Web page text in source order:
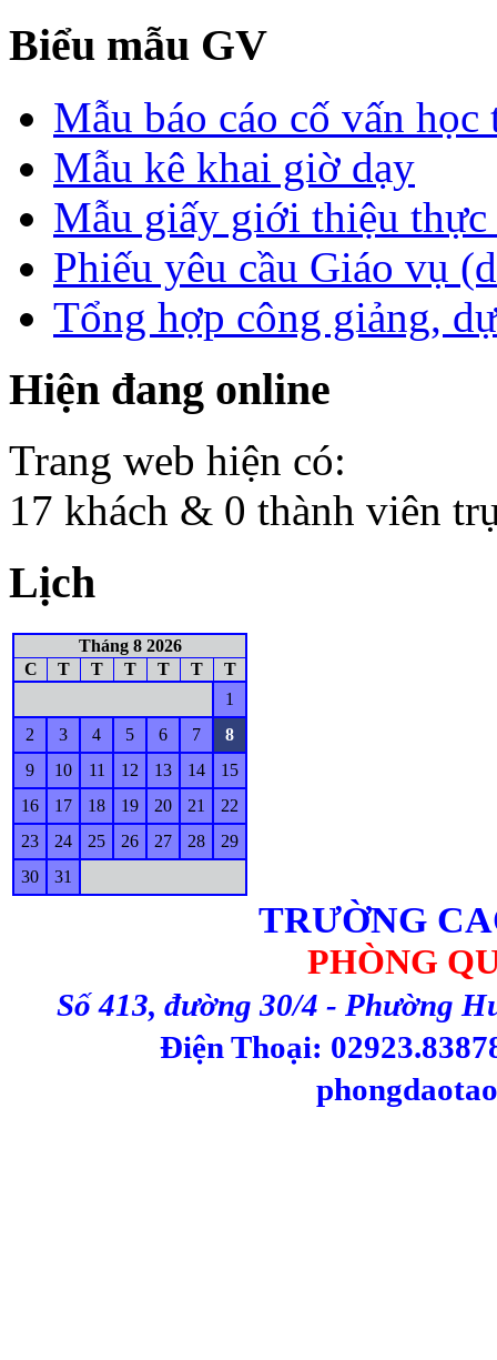
Biểu mẫu GV
Mẫu báo cáo cố vấn học
Mẫu kê khai giờ dạy
Mẫu giấy giới thiệu thực
Phiếu yêu cầu Giáo vụ
Tổng hợp công giảng,
Hiện đang online
Trang web hiện có:
17 khách & 0 thành viên
Lịch
Tháng 8 2026
C
T T T T T
T
1
2
3 4 5 6 7
8
9
10 11 12 13 14
15
16
17 18 19 20 21
22
23
24 25 26 27 28
29
30
31
TRƯỜNG
PHÒNG
Số 413, đường 30/4 - Phường
Điện Thoại: